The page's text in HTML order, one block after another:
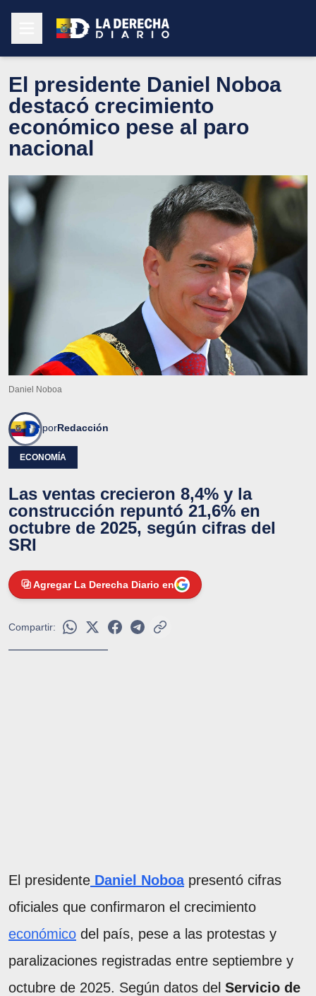
El presidente Daniel Noboa
destacó crecimiento
económico pese al paro
nacional
Daniel Noboa
porRedacción
ECONOMÍA
Las ventas crecieron 8,4% y la
construcción repuntó 21,6% en
octubre de 2025, según cifras del
SRI
Agregar La Derecha Diario en
Compartir:
El presidente Daniel Noboapresentó cifras
oficiales que confirmaron el crecimiento
económico del país, pese a las protestas y
paralizaciones registradas entre septiembre y
octubre de 2025. Según datos del Servicio de